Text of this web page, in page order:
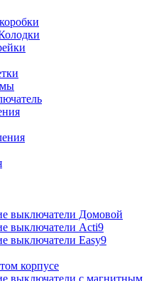
выключатели Домовой
выключатели Acti9
выключатели Easy9
корпусе
выключатели с магнитным